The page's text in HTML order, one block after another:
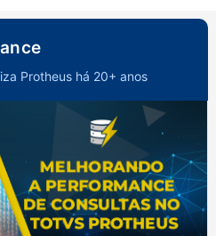
Protheus há 20+ anos